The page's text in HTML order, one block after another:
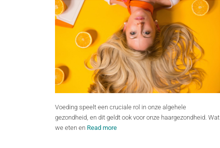
Voeding speelt een cruciale rol in onze algehele
gezondheid, en dit geldt ook voor onze haargezondheid. Wat
we eten en Read more